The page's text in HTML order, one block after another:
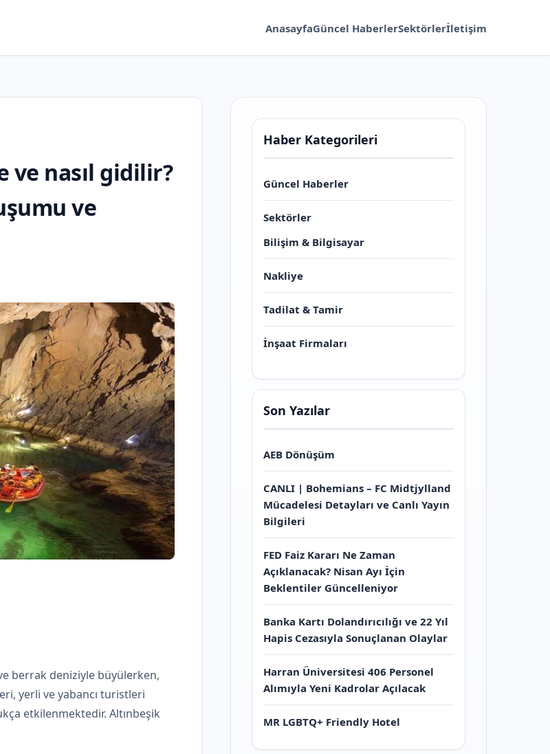
AnasayfaGüncel HaberlerSektörlerİletişim
ve nasıl gidilir?
ve
berrak deniziyle büyülerken,
yerli ve yabancı turistleri
etkilenmektedir. Altınbeşik
Haber Kategorileri
Güncel Haberler
Sektörler
Bilişim & Bilgisayar
Nakliye
Tadilat & Tamir
İnşaat Firmaları
Son Yazılar
AEB Dönüşüm
CANLI | Bohemians – FC Midtjylland
Mücadelesi Detayları ve Canlı Yayın
Bilgileri
FED Faiz Kararı Ne Zaman
Açıklanacak? Nisan Ayı İçin
Beklentiler Güncelleniyor
Banka Kartı Dolandırıcılığı ve 22 Yıl
Hapis Cezasıyla Sonuçlanan Olaylar
Harran Üniversitesi 406 Personel
Alımıyla Yeni Kadrolar Açılacak
MR LGBTQ+ Friendly Hotel